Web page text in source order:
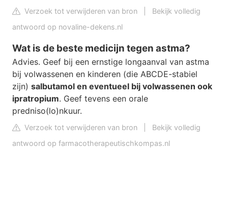
Verzoek tot verwijderen van bron
Bekijk volledig
antwoord op novaline-dekens.nl
Wat is de beste medicijn tegen astma?
Advies. Geef bij een ernstige longaanval van astma
bij volwassenen en kinderen (die ABCDE-stabiel
zijn) salbutamol en eventueel bij volwassenen ook
ipratropium. Geef tevens een orale
predniso(lo)nkuur.
Verzoek tot verwijderen van bron
Bekijk volledig
antwoord op farmacotherapeutischkompas.nl